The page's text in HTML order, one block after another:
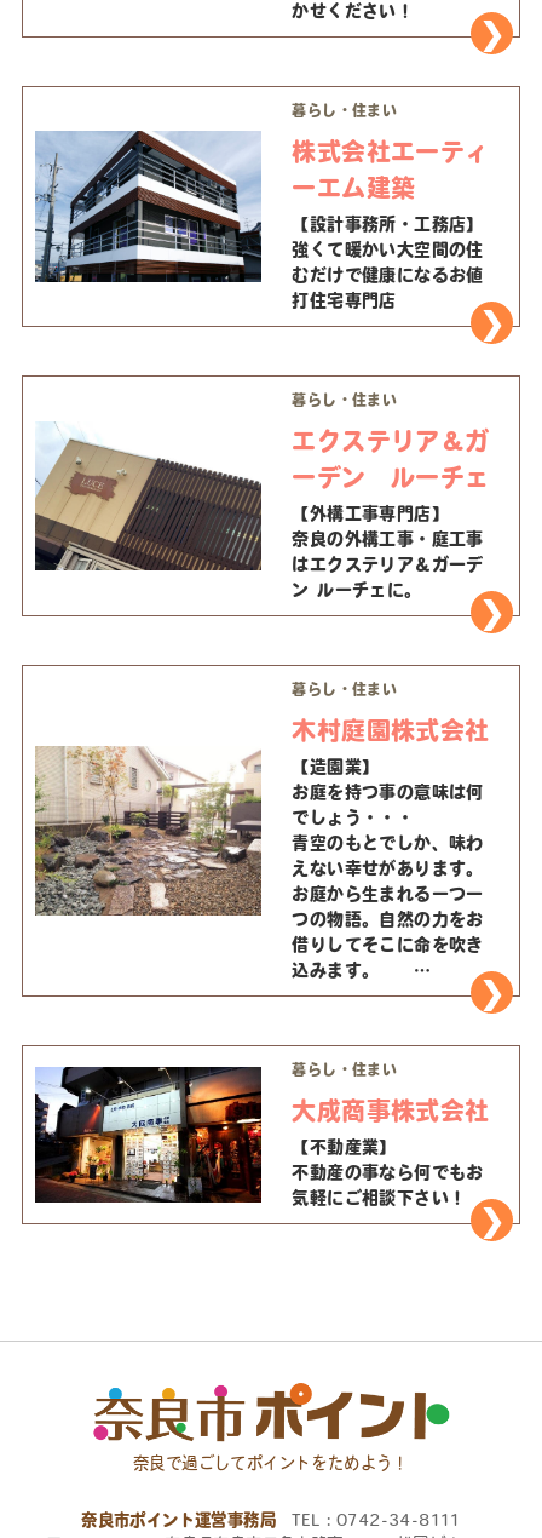
かせください！
暮らし・住まい
株式会社エーティ
ーエム建築
【設計事務所・工務店】
強くて暖かい大空間の住
むだけで健康になるお値
打住宅専門店
暮らし・住まい
エクステリア＆ガ
ーデン ルーチェ
【外構工事専門店】
奈良の外構工事・庭工事
はエクステリア＆ガーデ
ン ルーチェに。
暮らし・住まい
木村庭園株式会社
【造園業】
お庭を持つ事の意味は何
でしょう・・・
青空のもとでしか、味わ
えない幸せがあります。
お庭から生まれる一つ一
つの物語。自然の力をお
借りしてそこに命を吹き
込みます。
自然を愛し、時間の経過
せんか？
心に残る庭づくりを提供
していきたいと思いま
す・・・
暮らし・住まい
大成商事株式会社
【不動産業】
不動産の事なら何でもお
気軽にご相談下さい！
奈良で過ごしてポイントをためよう！
奈良市ポイント運営事務局 TEL：0742-34-8111